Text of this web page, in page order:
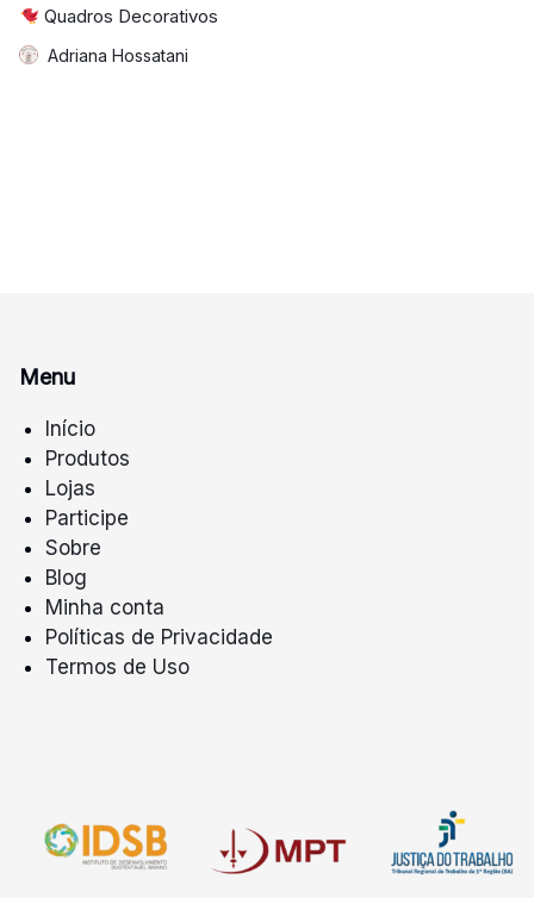
Quadros Decorativos
Adriana Hossatani
Menu
Início
Produtos
Lojas
Participe
Sobre
Blog
Minha conta
Políticas de Privacidade
Termos de Uso